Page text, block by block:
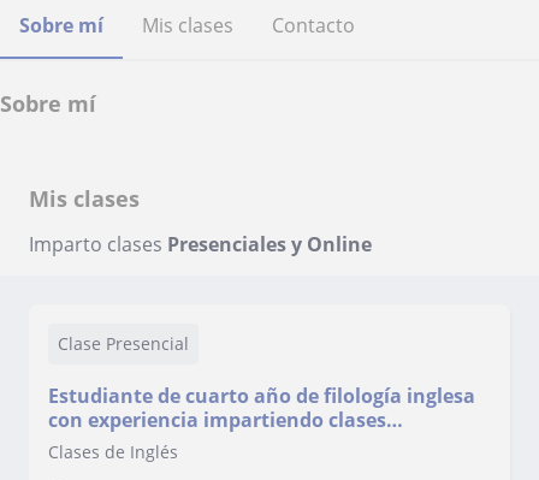
Sobre mí Mis clases Contacto
Sobre mí
Mis clases
Imparto clases Presenciales y Online
Clase Presencial
Estudiante de cuarto año de filología inglesa
con experiencia impartiendo clases
particulares de inglés y matemáticas
Clases de Inglés